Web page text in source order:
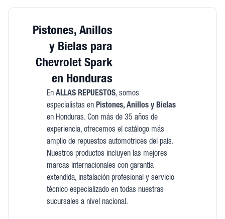
Pistones, Anillos
y Bielas para
Chevrolet Spark
en Honduras
En ALLAS REPUESTOS, somos
especialistas en Pistones, Anillos y Bielas
en Honduras. Con más de 35 años de
experiencia, ofrecemos el catálogo más
amplio de repuestos automotrices del país.
Nuestros productos incluyen las mejores
marcas internacionales con garantía
extendida, instalación profesional y servicio
técnico especializado en todas nuestras
sucursales a nivel nacional.